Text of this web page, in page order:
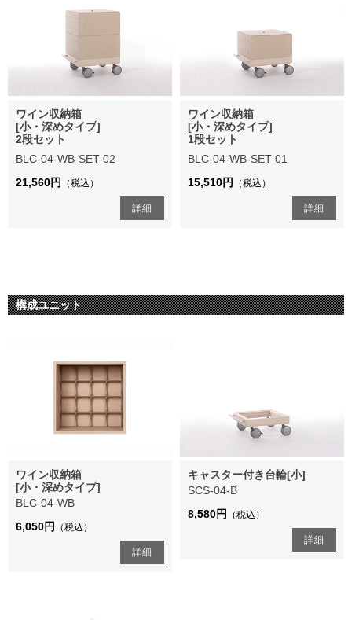
ワイン収納箱
[小・深めタイプ]
2段セット
BLC-04-WB-SET-02
21,560円
（税込）
詳細
ワイン収納箱
[小・深めタイプ]
1段セット
BLC-04-WB-SET-01
15,510円
（税込）
詳細
構成ユニット
ワイン収納箱
[小・深めタイプ]
BLC-04-WB
6,050円
（税込）
詳細
キャスター付き台輪[小]
SCS-04-B
8,580円
（税込）
詳細